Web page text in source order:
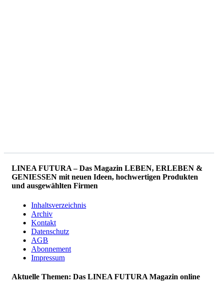
LINEA FUTURA – Das Magazin LEBEN, ERLEBEN &
GENIESSEN mit neuen Ideen, hochwertigen Produkten
und ausgewählten Firmen
Inhaltsverzeichnis
Archiv
Kontakt
Datenschutz
AGB
Abonnement
Impressum
Aktuelle Themen: Das LINEA FUTURA Magazin online